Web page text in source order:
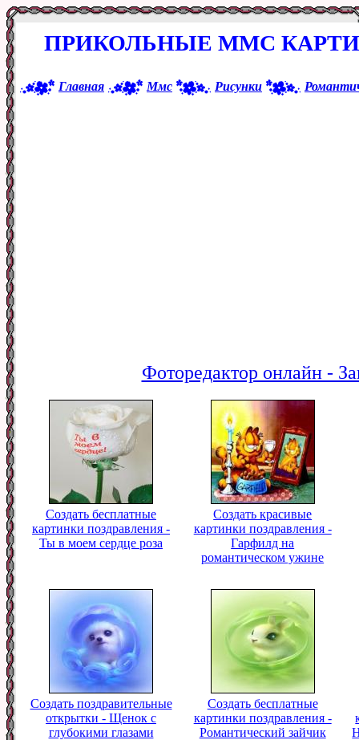
ПРИКОЛЬНЫЕ ММС
Главная Ммс Рисунки
Фоторедактор онлайн -
Создать бесплатные
картинки поздравления -
Ты в моем сердце роза
Создать красивые
картинки поздравления -
Гарфилд на
романтическом ужине
Создать поздравительные
открытки - Щенок с
глубокими глазами
Создать бесплатные
картинки поздравления -
Романтический зайчик